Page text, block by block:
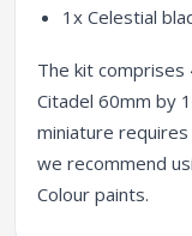
1x Celestial
The kit comprises
Citadel 60mm by
miniature
we recommend
Colour paints.